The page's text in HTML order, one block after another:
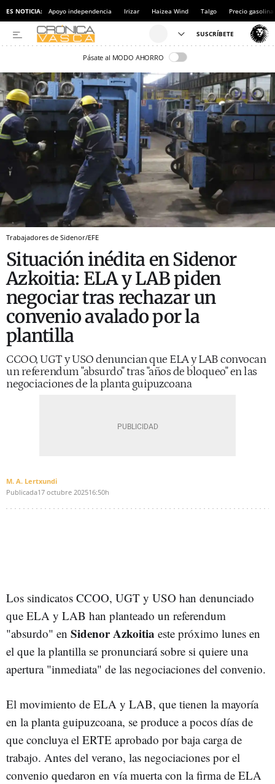
ES NOTICIA: Apoyo independencia Irizar Haizea Wind Talgo Precio gasolina
Pásate al MODO AHORRO
Trabajadores de Sidenor/EFE
Situación inédita en Sidenor
Azkoitia: ELA y LAB piden
negociar tras rechazar un
convenio avalado por la
plantilla
CCOO, UGT y USO denuncian que ELA y LAB convocan
un referendum "absurdo" tras "años de bloqueo" en las
negociaciones de la planta guipuzcoana
M. A. Lertxundi
Publicada17 octubre 202516:50h
Los sindicatos CCOO, UGT y USO han denunciado
que ELA y LAB han planteado un referendum
"absurdo" en Sidenor Azkoitia este próximo lunes en
el que la plantilla se pronunciará sobre si quiere una
apertura "inmediata" de las negociaciones del convenio.
El movimiento de ELA y LAB, que tienen la mayoría
en la planta guipuzcoana, se produce a pocos días de
que concluya el ERTE aprobado por baja carga de
trabajo. Antes del verano, las negociaciones por el
convenio quedaron en vía muerta con la firma de ELA